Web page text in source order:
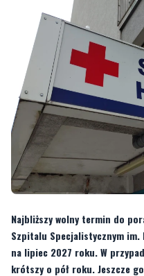
Najbliższy wolny termin do
Szpitalu Specjalistycznym im.
krótszy o pół roku. Jeszcze
Chirurgii Urazowo-
trybie stabilnym przypada
Z wyszukiwarki terminów leczenia